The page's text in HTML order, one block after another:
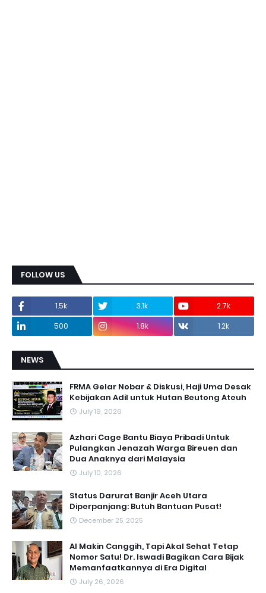
FOLLOW US
1.5k 3.1k
2.7k
500
1.8k 1.2k
NEWS
FRMA Gelar Nobar & Diskusi, Haji Uma Desak
Kebijakan Adil untuk Hutan Beutong Ateuh
July 19, 2026
Azhari Cage Bantu Biaya Pribadi Untuk
Pulangkan Jenazah Warga Bireuen dan
Dua Anaknya dari Malaysia
July 10, 2026
Status Darurat Banjir Aceh Utara
Diperpanjang: Butuh Bantuan Pusat!
December 25, 2025
AI Makin Canggih, Tapi Akal Sehat Tetap
Nomor Satu! Dr. Iswadi Bagikan Cara Bijak
Memanfaatkannya di Era Digital
July 26, 2026